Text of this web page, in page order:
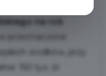
na rok
środków, przy
150 tys. zł.